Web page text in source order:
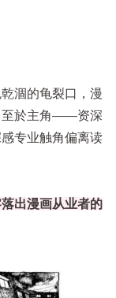
涸的龟裂口，漫
至於主角——资深
专业触角偏离读
出漫画从业者的